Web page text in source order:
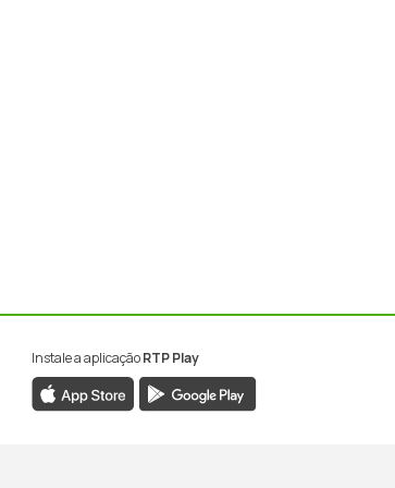
Instale a aplicaçãoRTP Play